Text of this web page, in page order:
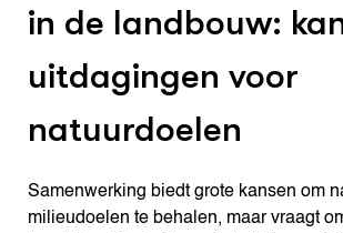
in de landbouw:
uitdagingen voor
natuurdoelen
Samenwerking biedt grote kansen om
milieudoelen te behalen, maar vraagt